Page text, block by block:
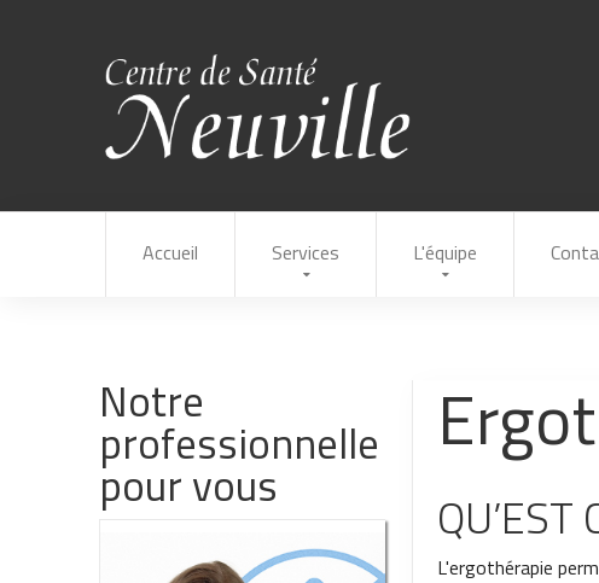
Accueil Services L'équipe
Notre
professionnelle
pour vous QU’EST
L'ergothérapie